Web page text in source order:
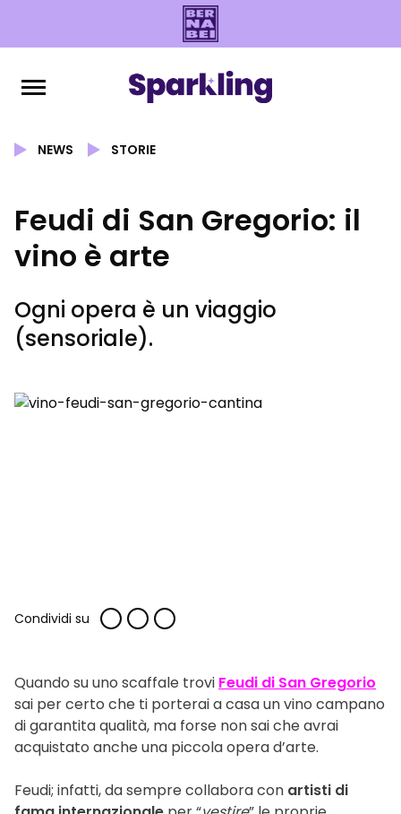
NEWS STORIE
Feudi di San Gregorio: il
vino è arte
Ogni opera è un viaggio
(sensoriale).
Condividi su
Quando su uno scaffale trovi Feudi di San Gregorio
sai per certo che ti porterai a casa un vino campano
di garantita qualità, ma forse non sai che avrai
acquistato anche una piccola opera d’arte.
Feudi; infatti, da sempre collabora con artisti di